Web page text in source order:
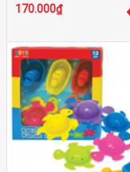
170.000₫